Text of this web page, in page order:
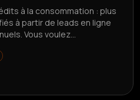
à la consommation : plus
à partir de leads en ligne
Vous voulez